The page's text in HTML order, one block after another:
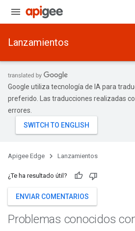
Lanzamientos
Google utiliza tecnología de IA para
preferido. Las traducciones realizadas
errores.
Apigee Edge Lanzamientos
¿Te ha resultado útil?
ENVIAR COMENTARIOS
Problemas conocidos